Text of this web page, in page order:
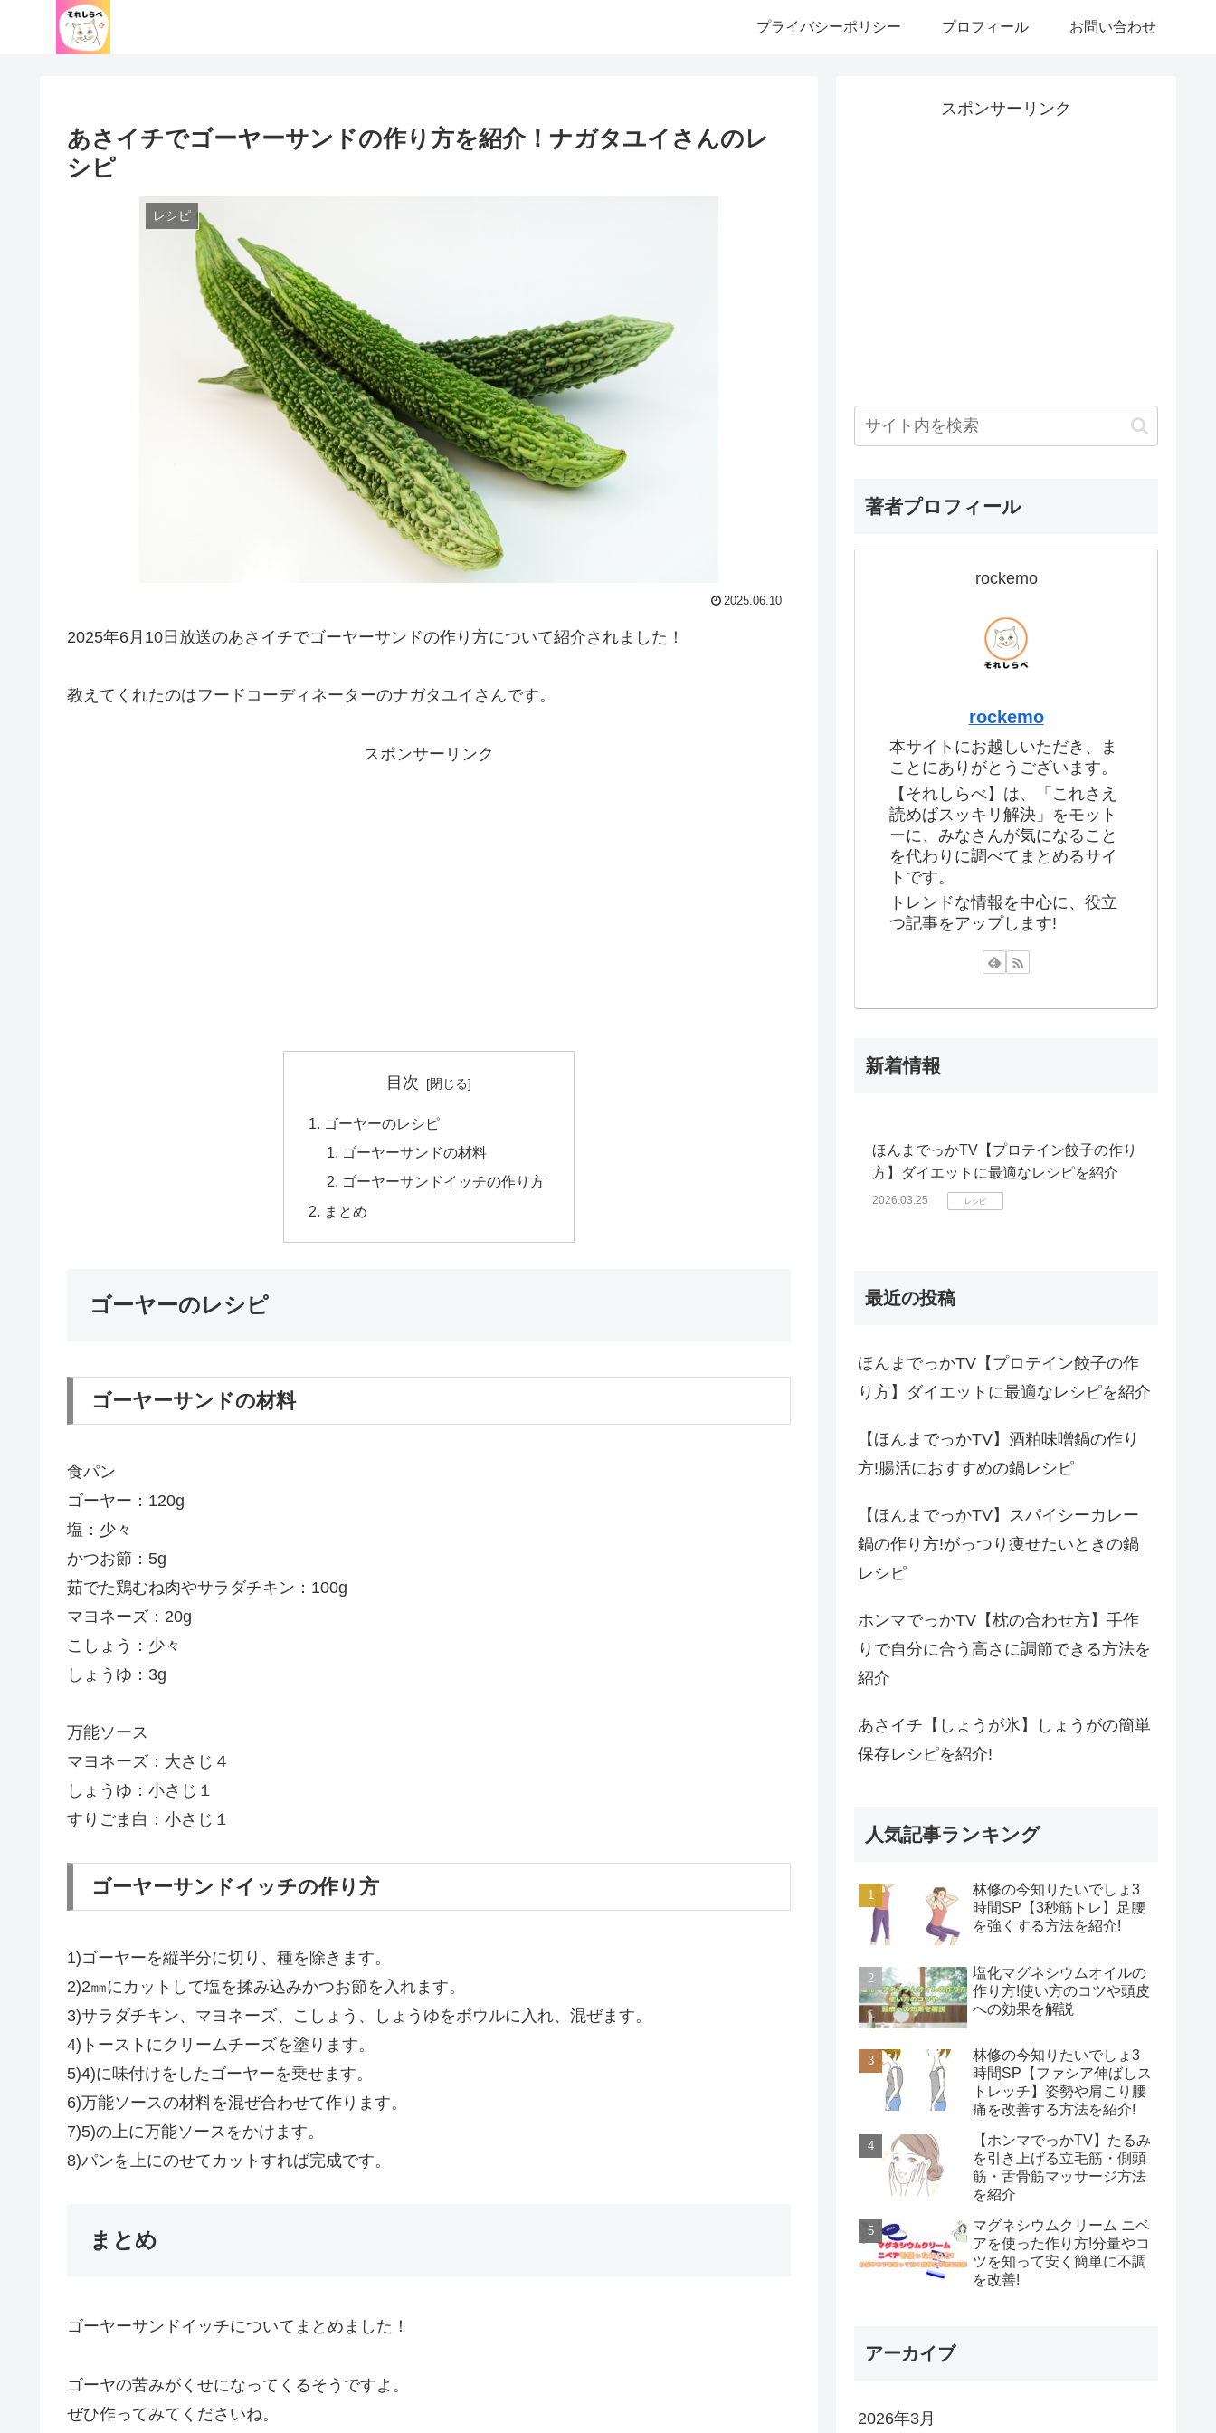
プライバシーポリシー プロフィール お問い合わせ
あさイチでゴーヤーサンドの作り方を紹介！ナガタユイさんのレ
シピ
レシピ
2025.06.10
2025年6月10日放送のあさイチでゴーヤーサンドの作り方について紹介されました！
教えてくれたのはフードコーディネーターのナガタユイさんです。
スポンサーリンク
目次
ゴーヤーのレシピ
ゴーヤーサンドの材料
ゴーヤーサンドイッチの作り方
まとめ
ゴーヤーのレシピ
ゴーヤーサンドの材料
食パン
ゴーヤー：120g
塩：少々
かつお節：5g
茹でた鶏むね肉やサラダチキン：100g
マヨネーズ：20g
こしょう：少々
しょうゆ：3g
万能ソース
マヨネーズ：大さじ４
しょうゆ：小さじ１
すりごま白：小さじ１
ゴーヤーサンドイッチの作り方
1)ゴーヤーを縦半分に切り、種を除きます。
2)2㎜にカットして塩を揉み込みかつお節を入れます。
3)サラダチキン、マヨネーズ、こしょう、しょうゆをボウルに入れ、混ぜます。
4)トーストにクリームチーズを塗ります。
5)4)に味付けをしたゴーヤーを乗せます。
6)万能ソースの材料を混ぜ合わせて作ります。
7)5)の上に万能ソースをかけます。
8)パンを上にのせてカットすれば完成です。
まとめ
ゴーヤーサンドイッチについてまとめました！
ゴーヤの苦みがくせになってくるそうですよ。
ぜひ作ってみてくださいね。
スポンサーリンク
著者プロフィール
rockemo
rockemo
本サイトにお越しいただき、ま
ことにありがとうございます。
【それしらべ】は、「これさえ
読めばスッキリ解決」をモット
ーに、みなさんが気になること
を代わりに調べてまとめるサイ
トです。
トレンドな情報を中心に、役立
つ記事をアップします!
新着情報
ほんまでっかTV【プロテイン餃子の作り
方】ダイエットに最適なレシピを紹介
2026.03.25 レシピ
最近の投稿
ほんまでっかTV【プロテイン餃子の作
り方】ダイエットに最適なレシピを紹介
【ほんまでっかTV】酒粕味噌鍋の作り
方!腸活におすすめの鍋レシピ
【ほんまでっかTV】スパイシーカレー
鍋の作り方!がっつり痩せたいときの鍋
レシピ
ホンマでっかTV【枕の合わせ方】手作
りで自分に合う高さに調節できる方法を
紹介
あさイチ【しょうが氷】しょうがの簡単
保存レシピを紹介!
人気記事ランキング
林修の今知りたいでしょ3
時間SP【3秒筋トレ】足腰
を強くする方法を紹介!
塩化マグネシウムオイルの
作り方!使い方のコツや頭皮
への効果を解説
林修の今知りたいでしょ3
時間SP【ファシア伸ばしス
トレッチ】姿勢や肩こり腰
痛を改善する方法を紹介!
【ホンマでっかTV】たるみ
を引き上げる立毛筋・側頭
筋・舌骨筋マッサージ方法
を紹介
マグネシウムクリーム ニベ
アを使った作り方!分量やコ
ツを知って安く簡単に不調
を改善!
アーカイブ
2026年3月